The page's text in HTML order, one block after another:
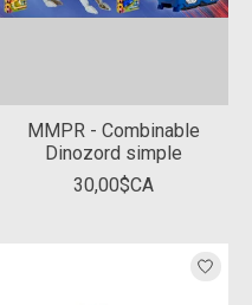
MMPR - Combinable
Dinozord simple
30,00$CA